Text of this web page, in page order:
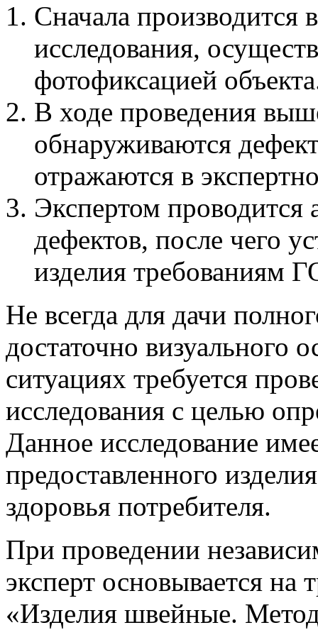
Сначала производится
исследования,
фотофиксацией
В ходе проведения
обнаруживаются
отражаются в
Экспертом проводится
дефектов, после чего
изделия требованиям
Не всегда для дачи
достаточно визуального
ситуациях требуется
исследования с целью
Данное исследование
предоставленного
здоровья потребителя.
При проведении
эксперт основывается
«Изделия швейные.